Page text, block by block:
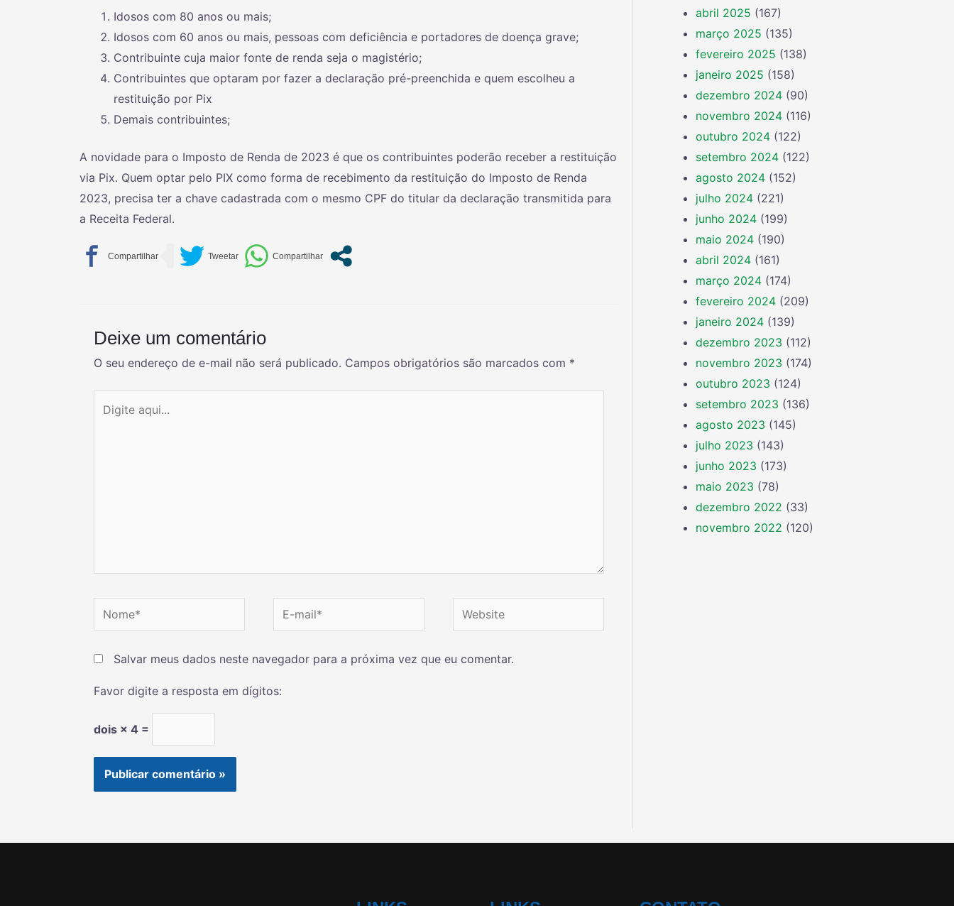
Idosos com 80 anos ou mais;
Idosos com 60 anos ou mais, pessoas com deficiência e portadores de doença grave;
Contribuinte cuja maior fonte de renda seja o magistério;
Contribuintes que optaram por fazer a declaração pré-preenchida e quem escolheu a
restituição por Pix
Demais contribuintes;
A novidade para o Imposto de Renda de 2023 é que os contribuintes poderão receber a restituição
via Pix. Quem optar pelo PIX como forma de recebimento da restituição do Imposto de Renda
2023, precisa ter a chave cadastrada com o mesmo CPF do titular da declaração transmitida para
a Receita Federal.
Deixe um comentário
O seu endereço de e-mail não será publicado. Campos obrigatórios são marcados com *
Salvar meus dados neste navegador para a próxima vez que eu comentar.
Favor digite a resposta em dígitos:
dois × 4 =
abril 2025 (167)
março 2025 (135)
fevereiro 2025 (138)
janeiro 2025 (158)
dezembro 2024 (90)
novembro 2024 (116)
outubro 2024 (122)
setembro 2024 (122)
agosto 2024 (152)
julho 2024 (221)
junho 2024 (199)
maio 2024 (190)
abril 2024 (161)
março 2024 (174)
fevereiro 2024 (209)
janeiro 2024 (139)
dezembro 2023 (112)
novembro 2023 (174)
outubro 2023 (124)
setembro 2023 (136)
agosto 2023 (145)
julho 2023 (143)
junho 2023 (173)
maio 2023 (78)
dezembro 2022 (33)
novembro 2022 (120)